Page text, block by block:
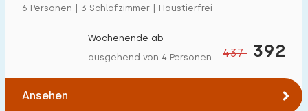
6 Personen | 3 Schlafzimmer | Haustierfrei
437 392
Wochenende ab
ausgehend von 4 Personen
Ansehen